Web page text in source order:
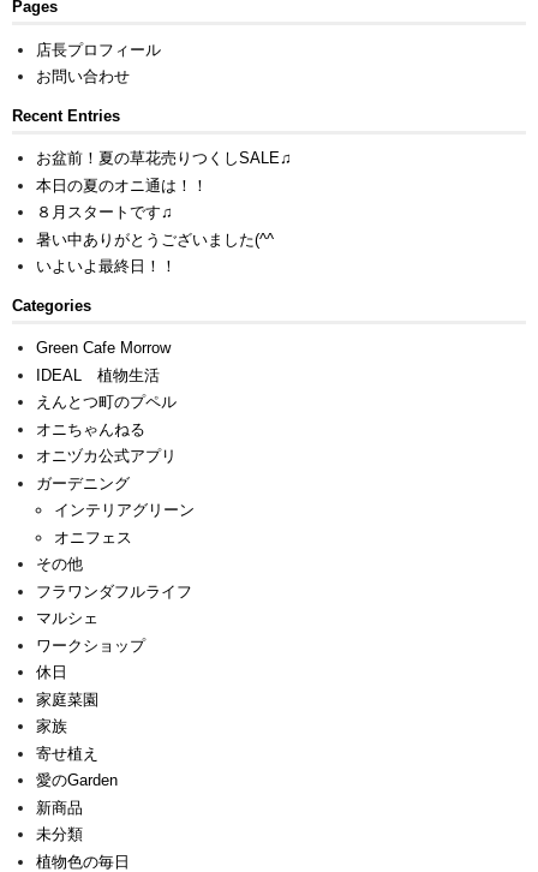
Pages
店長プロフィール
お問い合わせ
Recent Entries
お盆前！夏の草花売りつくしSALE♫
本日の夏のオニ通は！！
８月スタートです♫
暑い中ありがとうございました(^^ゞ
いよいよ最終日！！
Categories
Green Cafe Morrow
IDEAL 植物生活
えんとつ町のプペル
オニちゃんねる
オニヅカ公式アプリ
ガーデニング
インテリアグリーン
オニフェス
その他
フラワンダフルライフ
マルシェ
ワークショップ
休日
家庭菜園
家族
寄せ植え
愛のGarden
新商品
未分類
植物色の毎日